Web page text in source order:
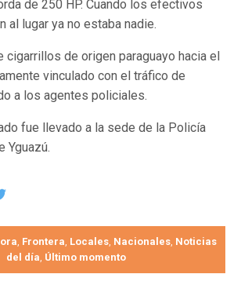
de 250 HP. Cuando los efectivos
al lugar ya no estaba nadie.
cigarrillos de origen paraguayo hacia el
vinculado con el tráfico de
a los agentes policiales.
fue llevado a la sede de la Policía
Yguazú.
, Frontera, Locales, Nacionales, Noticias
del día, Último momento